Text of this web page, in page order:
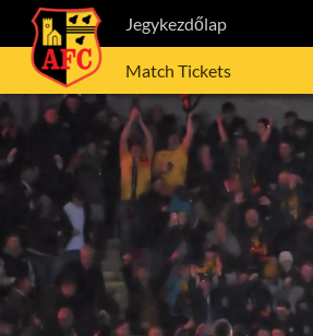
Jegykezdőlap
Match Tickets